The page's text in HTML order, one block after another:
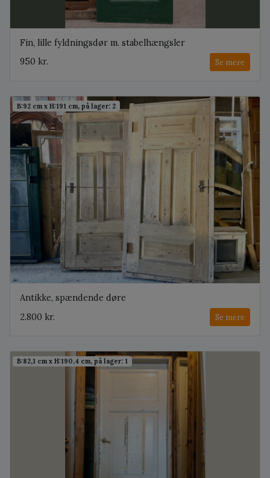
Fin, lille fyldningsdør m. stabelhængsler
950 kr.
Se mere
B:92 cm x H:191 cm, på lager: 2
Antikke, spændende døre
2.800 kr.
Se mere
B:82,1 cm x H:190,4 cm, på lager: 1